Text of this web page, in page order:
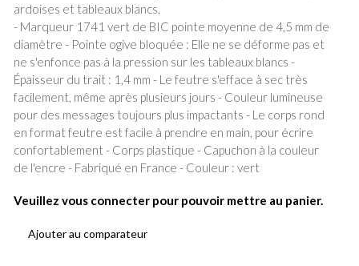
ardoises et tableaux blancs.
- Marqueur 1741 vert de BIC pointe moyenne de 4,5 mm de
diamètre - Pointe ogive bloquée : Elle ne se déforme pas et
ne s'enfonce pas à la pression sur les tableaux blancs -
Épaisseur du trait : 1,4 mm - Le feutre s'efface à sec très
facilement, même après plusieurs jours - Couleur lumineuse
pour des messages toujours plus impactants - Le corps rond
en format feutre est facile à prendre en main, pour écrire
confortablement - Corps plastique - Capuchon à la couleur
de l'encre - Fabriqué en France - Couleur : vert
Veuillez vous connecter pour pouvoir mettre au panier.
Ajouter au comparateur